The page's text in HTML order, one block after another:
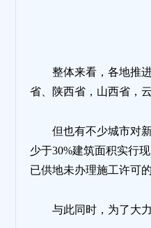
整体来看，各地推
省、陕西省，山西省，
但也有不少城市对
少于30%建筑面积实行
已供地未办理施工许可
与此同时，为了大